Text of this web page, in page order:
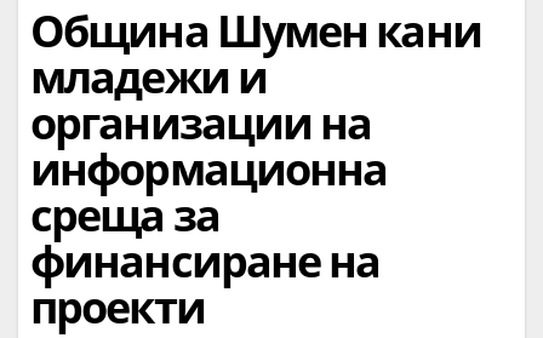
Община Шумен кани
младежи и
организации на
информационна
среща за
финансиране на
проекти